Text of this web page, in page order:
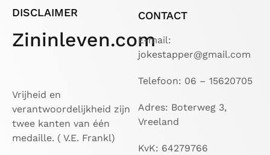
DISCLAIMER
Zininleven.com
Vrijheid en
verantwoordelijkheid zijn
twee kanten van één
medaille. ( V.E. Frankl)
CONTACT
E-mail:
jokestapper@gmail.com
Telefoon: 06 – 15620705
Adres: Boterweg 3,
Vreeland
KvK: 64279766